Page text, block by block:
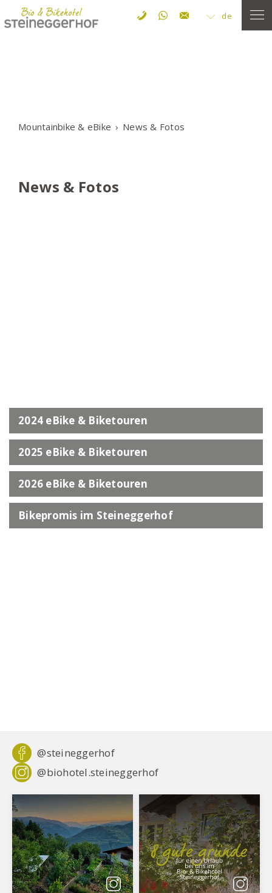
de
Mountainbike & eBike News & Fotos
News & Fotos
2024 eBike & Biketouren
2025 eBike & Biketouren
2026 eBike & Biketouren
Bikepromis im Steineggerhof
@steineggerhof
@biohotel.steineggerhof